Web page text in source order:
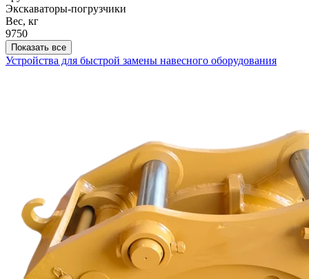
Экскаваторы-погрузчики
Вес, кг
9750
Показать все
Устройства для быстрой замены навесного оборудования